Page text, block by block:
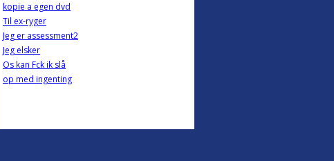
kopie a egen dvd
Til ex-ryger
Jeg er assessment2
Jeg elsker
Os kan Fck ik slå
op med ingenting